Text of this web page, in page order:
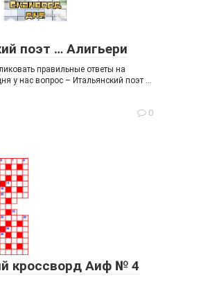
поэт … Алигьери
правильные ответы на
у нас вопрос – Итальянский поэт …
0
кроссворд Аиф № 4